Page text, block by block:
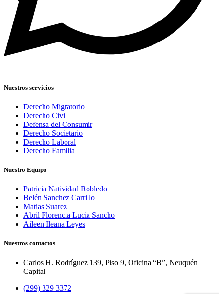
Nuestros servicios
Derecho Migratorio
Derecho Civil
Defensa del Consumir
Derecho Societario
Derecho Laboral
Derecho Familia
Nuestro Equipo
Patricia Natividad Robledo
Belén Sanchez Carrillo
Matias Suarez
Abril Florencia Lucia Sancho
Aileen Ileana Leyes
Nuestros contactos
Carlos H. Rodríguez 139, Piso 9, Oficina “B”, Neuquén
Capital
(299) 329 3372